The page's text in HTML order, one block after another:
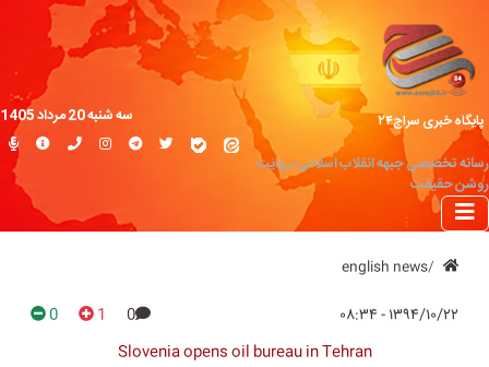
پایگاه خبری سراج۲۴
رسانه تخصصی جبهه انقلاب اسلامی؛ روایت
روشن حقیقت
سه شنبه 20 مرداد 1405
english news
۱۳۹۴/۱۰/۲۲ - ۰۸:۳۴ 0
1
0
Slovenia opens oil bureau in Tehran